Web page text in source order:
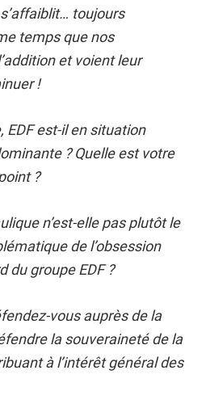
toujours
temps que nos
et voient leur
!
est-il en situation
? Quelle est votre
?
n’est-elle pas plutôt le
de l’obsession
du groupe EDF ?
vous auprès de la
la souveraineté de la
à l’intérêt général des